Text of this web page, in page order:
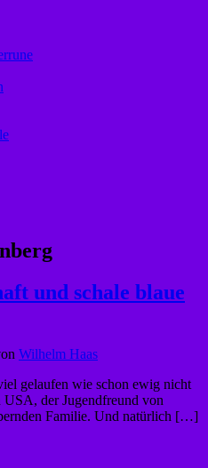
und schale blaue
Wilhelm Haas
gelaufen wie schon ewig nicht
USA, der Jugendfreund von
Familie. Und natürlich […]